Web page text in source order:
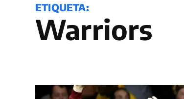
ETIQUETA:
Warriors